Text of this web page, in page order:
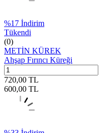
%17 İndirim
Tükendi
(0)
METİN KÜREK
Ahşap Fırıncı Küreği
720,00 TL
600,00 TL